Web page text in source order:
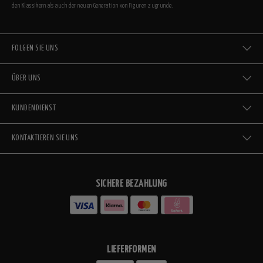
den Klassikern als auch der neuen Generation von Figuren zugrunde.
FOLGEN SIE UNS
ÜBER UNS
KUNDENDIENST
KONTAKTIEREN SIE UNS
SICHERE BEZAHLUNG
LIEFERFORMEN